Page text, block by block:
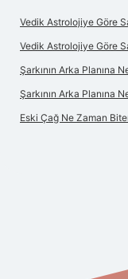
Vedik Astrolojiye Göre
Vedik Astrolojiye Göre
Şarkının Arka Planına
Şarkının Arka Planına
Eski Çağ Ne Zaman